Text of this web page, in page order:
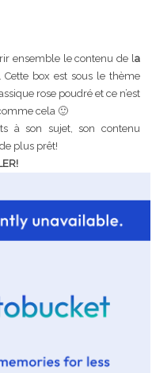
ensemble le contenu de la
Cette box est sous le thème
rose poudré et ce n’est
cela 🙂
à son sujet, son contenu
plus prêt!